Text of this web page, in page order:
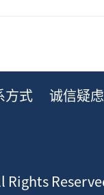
方式 诚信疑
Rights